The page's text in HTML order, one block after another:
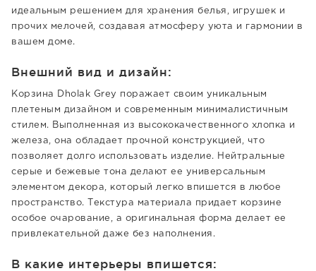
идеальным решением для хранения белья, игрушек и
прочих мелочей, создавая атмосферу уюта и гармонии в
вашем доме.
Внешний вид и дизайн:
Корзина Dholak Grey поражает своим уникальным
плетеным дизайном и современным минималистичным
стилем. Выполненная из высококачественного хлопка и
железа, она обладает прочной конструкцией, что
позволяет долго использовать изделие. Нейтральные
серые и бежевые тона делают ее универсальным
элементом декора, который легко впишется в любое
пространство. Текстура материала придает корзине
особое очарование, а оригинальная форма делает ее
привлекательной даже без наполнения.
В какие интерьеры впишется: